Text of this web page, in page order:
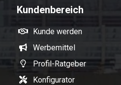
Kundenbereich
Kunde werden
Werbemittel
Profil-Ratgeber
Konfigurator